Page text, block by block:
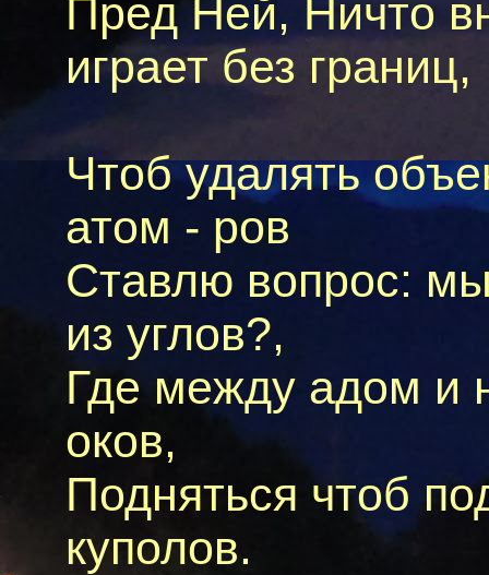
Пред Ней, Ничто
играет без границ,
Чтоб удалять
атом - ров
Ставлю вопрос:
из углов?,
Где между адом и
оков,
Подняться чтоб
куполов.